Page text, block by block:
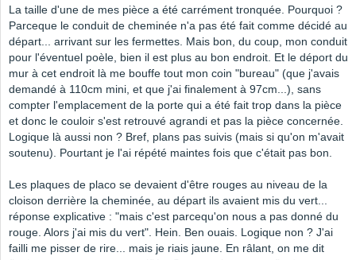
La taille d'une de mes pièce a été carrément tronquée. Pourquoi ?
Parceque le conduit de cheminée n'a pas été fait comme décidé au
départ... arrivant sur les fermettes. Mais bon, du coup, mon conduit
pour l'éventuel poèle, bien il est plus au bon endroit. Et le déport du
mur à cet endroit là me bouffe tout mon coin "bureau" (que j'avais
demandé à 110cm mini, et que j'ai finalement à 97cm...), sans
compter l'emplacement de la porte qui a été fait trop dans la pièce
et donc le couloir s'est retrouvé agrandi et pas la pièce concernée.
Logique là aussi non ? Bref, plans pas suivis (mais si qu'on m'avait
soutenu). Pourtant je l'ai répété maintes fois que c'était pas bon.
Les plaques de placo se devaient d'être rouges au niveau de la
cloison derrière la cheminée, au départ ils avaient mis du vert...
réponse explicative : "mais c'est parcequ'on nous a pas donné du
rouge. Alors j'ai mis du vert". Hein. Ben ouais. Logique non ? J'ai
failli me pisser de rire... mais je riais jaune. En râlant, on me dit